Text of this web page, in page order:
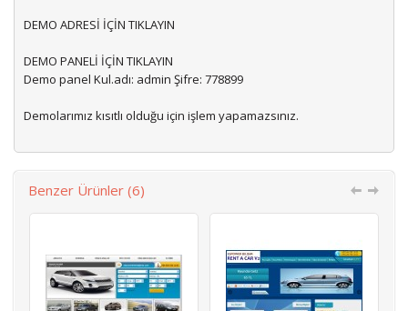
DEMO ADRESİ İÇİN TIKLAYIN
DEMO PANELİ İÇİN TIKLAYIN
Demo panel Kul.adı: admin Şifre: 778899
Demolarımız kısıtlı olduğu için işlem yapamazsınız.
Benzer Ürünler (6)